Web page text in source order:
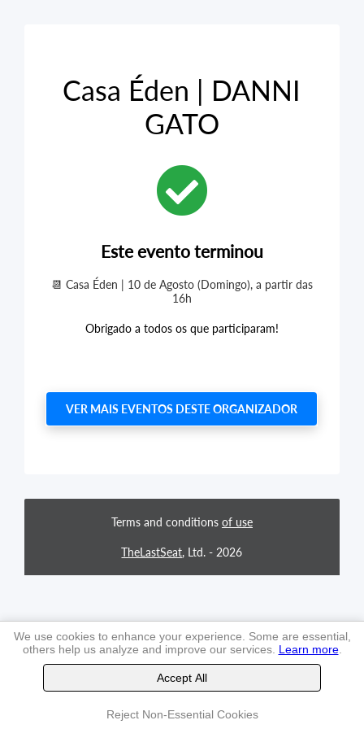
Casa Éden | DANNI
GATO
Este evento terminou
📆 Casa Éden | 10 de Agosto (Domingo), a partir das
16h
Obrigado a todos os que participaram!
VER MAIS EVENTOS DESTE ORGANIZADOR
Terms and conditions of use
TheLastSeat, Ltd. - 2026
We use cookies to enhance your experience. Some are essential,
others help us analyze and improve our services. Learn more.
Accept All
Reject Non-Essential Cookies